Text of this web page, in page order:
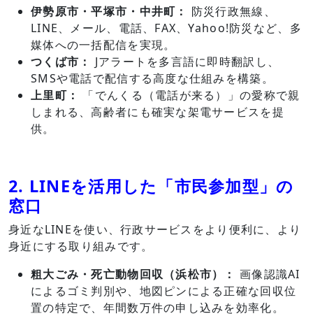
伊勢原市・平塚市・中井町： 防災行政無線、
LINE、メール、電話、FAX、Yahoo!防災など、多
媒体への一括配信を実現。
つくば市： Jアラートを多言語に即時翻訳し、
SMSや電話で配信する高度な仕組みを構築。
上里町：
「でんくる（電話が来る）」の愛称で親
しまれる、高齢者にも確実な架電サービスを提
供。
2. LINEを活用した「市民参加型」の
窓口
身近なLINEを使い、行政サービスをより便利に、より
身近にする取り組みです。
粗大ごみ・死亡動物回収（浜松市）：画像認識AI
によるゴミ判別や、地図ピンによる正確な回収位
置の特定で、年間数万件の申し込みを効率化。